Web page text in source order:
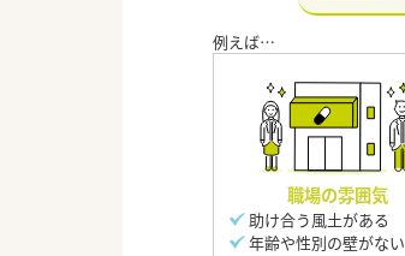
職場の雰囲気
助け合う風土がある
年齢や性別の壁がない